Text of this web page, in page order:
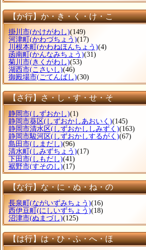
【か行】か・き・く・け・こ
掛川市(かけがわし)(149)
河津町 (かわづちょう)(17)
川根本町 (かわねほんちょう)(4)
函南町 (かんなみちょう)(31)
菊川市(きくがわし)(53)
湖西市(こさいし)(46)
御殿場市(ごてんばし)(30)
【さ行】さ・し・す・せ・そ
静岡市(しずおかし)(1)
静岡市葵区(しずおかしあおいく)(145)
静岡市清水区(しずおかししみずく)(163)
静岡市駿河区(しずおかしするがく)(67)
島田市(しまだし)(96)
清水町 (しみずちょう)(17)
下田市(しもだし)(41)
裾野市(すそのし)(17)
【な行】な・に・ぬ・ね・の
長泉町(ながいずみちょう)(16)
西伊豆町(にしいずちょう)(18)
沼津市(ぬまづし)(125)
【は行】は・ひ・ふ・へ・ほ